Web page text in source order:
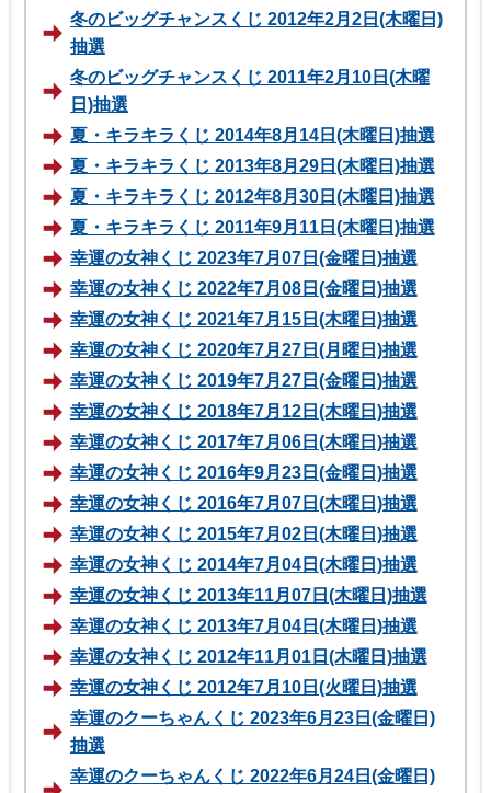
冬のビッグチャンスくじ 2012年2月2日(木曜日)
抽選
冬のビッグチャンスくじ 2011年2月10日(木曜
日)抽選
夏・キラキラくじ 2014年8月14日(木曜日)抽選
夏・キラキラくじ 2013年8月29日(木曜日)抽選
夏・キラキラくじ 2012年8月30日(木曜日)抽選
夏・キラキラくじ 2011年9月11日(木曜日)抽選
幸運の女神くじ 2023年7月07日(金曜日)抽選
幸運の女神くじ 2022年7月08日(金曜日)抽選
幸運の女神くじ 2021年7月15日(木曜日)抽選
幸運の女神くじ 2020年7月27日(月曜日)抽選
幸運の女神くじ 2019年7月27日(金曜日)抽選
幸運の女神くじ 2018年7月12日(木曜日)抽選
幸運の女神くじ 2017年7月06日(木曜日)抽選
幸運の女神くじ 2016年9月23日(金曜日)抽選
幸運の女神くじ 2016年7月07日(木曜日)抽選
幸運の女神くじ 2015年7月02日(木曜日)抽選
幸運の女神くじ 2014年7月04日(木曜日)抽選
幸運の女神くじ 2013年11月07日(木曜日)抽選
幸運の女神くじ 2013年7月04日(木曜日)抽選
幸運の女神くじ 2012年11月01日(木曜日)抽選
幸運の女神くじ 2012年7月10日(火曜日)抽選
幸運のクーちゃんくじ 2023年6月23日(金曜日)
抽選
幸運のクーちゃんくじ 2022年6月24日(金曜日)